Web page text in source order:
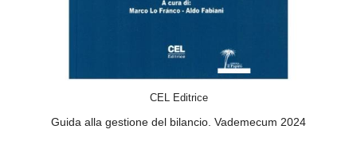
CEL Editrice
Guida alla gestione del bilancio. Vademecum 2024